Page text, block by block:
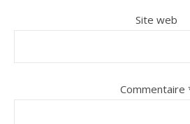
Site web
Commentaire